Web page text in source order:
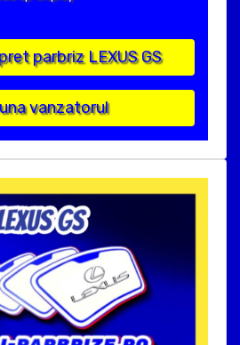
parbriz LEXUS GS
vanzatorul